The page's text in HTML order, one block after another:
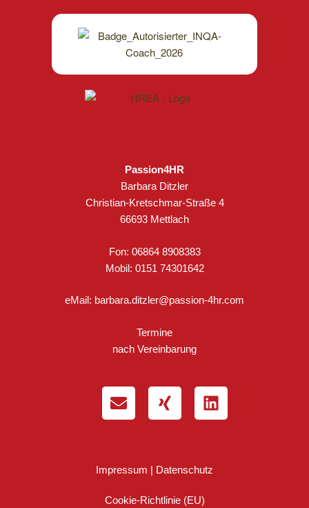
Passion4HR
Barbara Ditzler
Christian-Kretschmar-Straße 4
66693 Mettlach
Fon: 06864 8908383
Mobil: 0151 74301642
eMail: barbara.ditzler@passion-4hr.com
Termine
nach Vereinbarung
Impressum | Datenschutz
Cookie-Richtlinie (EU)